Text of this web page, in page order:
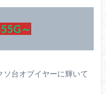
～
台オブイヤーに輝いて